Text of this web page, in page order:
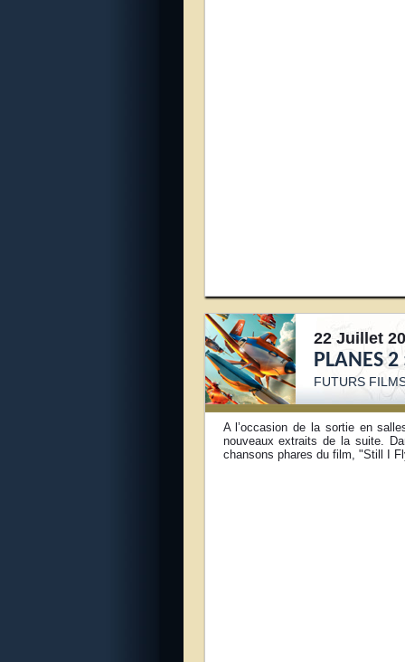
22 Juillet
PLANES
FUTURS
A l’occasion de la sortie en
nouveaux extraits de la suite.
chansons phares du film, "Still I